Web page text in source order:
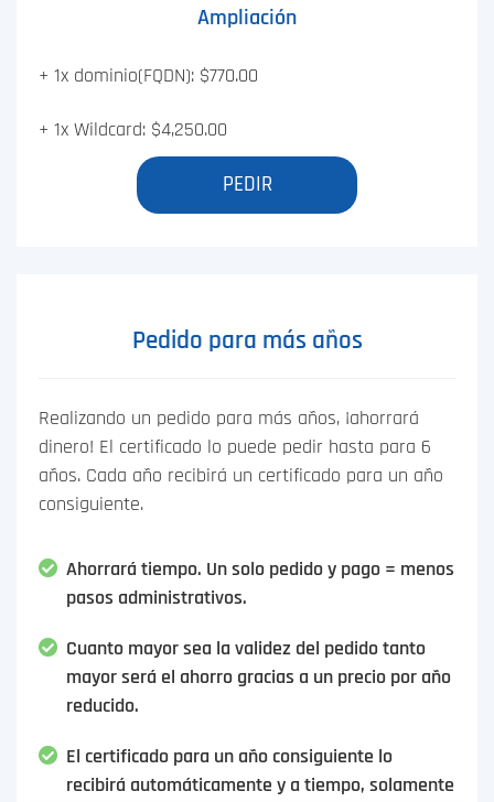
Ampliación
+ 1x dominio(FQDN): $770.00
+ 1x Wildcard: $4,250.00
PEDIR
Pedido para más años
Realizando un pedido para más años, ¡ahorrará
dinero! El certificado lo puede pedir hasta para 6
años. Cada año recibirá un certificado para un año
consiguiente.
Ahorrará tiempo. Un solo pedido y pago = menos
pasos administrativos.
Cuanto mayor sea la validez del pedido tanto
mayor será el ahorro gracias a un precio por año
reducido.
El certificado para un año consiguiente lo
recibirá automáticamente y a tiempo, solamente